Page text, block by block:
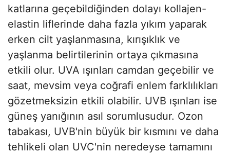
katlarına geçebildiğinden dolayı kollajen-
elastin liflerinde daha fazla yıkım yaparak
erken cilt yaşlanmasına, kırışıklık ve
yaşlanma belirtilerinin ortaya çıkmasına
etkili olur. UVA ışınları camdan geçebilir ve
saat, mevsim veya coğrafi enlem farklılıkları
gözetmeksizin etkili olabilir. UVB ışınları ise
güneş yanığının asıl sorumlusudur. Ozon
tabakası, UVB'nin büyük bir kısmını ve daha
tehlikeli olan UVC'nin neredeyse tamamını